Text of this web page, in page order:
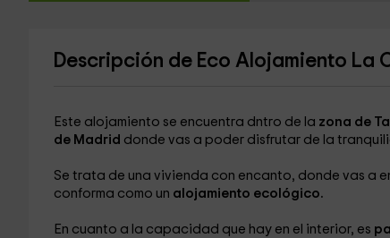
Descripción de Eco Alojamiento La
Este alojamiento se encuentra dntro de la zona de
de Madrid donde vas a poder disfrutar de la
Se trata de una vivienda con encanto, donde vas a
conforma como un alojamiento ecológico.
En cuanto a la capacidad que hay en el interior, es